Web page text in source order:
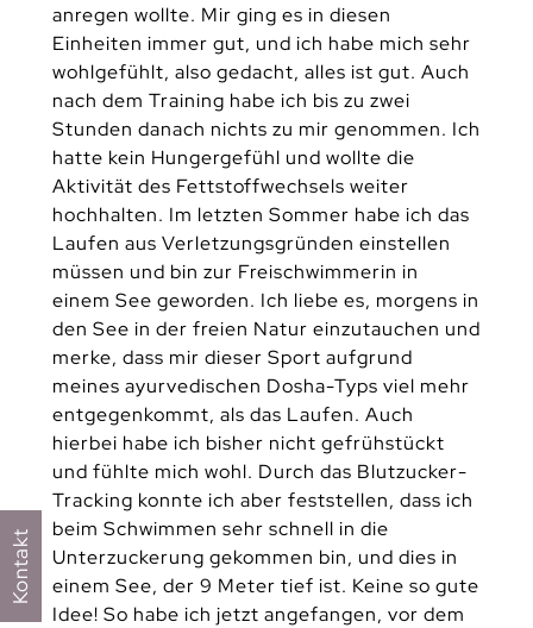
anregen wollte. Mir ging es in diesen
Einheiten immer gut, und ich habe mich sehr
wohlgefühlt, also gedacht, alles ist gut. Auch
nach dem Training habe ich bis zu zwei
Stunden danach nichts zu mir genommen. Ich
hatte kein Hungergefühl und wollte die
Aktivität des Fettstoffwechsels weiter
hochhalten. Im letzten Sommer habe ich das
Laufen aus Verletzungsgründen einstellen
müssen und bin zur Freischwimmerin in
einem See geworden. Ich liebe es, morgens in
den See in der freien Natur einzutauchen und
merke, dass mir dieser Sport aufgrund
meines ayurvedischen Dosha-Typs viel mehr
entgegenkommt, als das Laufen. Auch
hierbei habe ich bisher nicht gefrühstückt
und fühlte mich wohl. Durch das Blutzucker-
Tracking konnte ich aber feststellen, dass ich
beim Schwimmen sehr schnell in die
Unterzuckerung gekommen bin, und dies in
einem See, der 9 Meter tief ist. Keine so gute
Idee! So habe ich jetzt angefangen, vor dem
Kontakt